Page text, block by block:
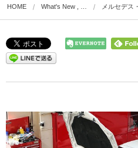
HOME What's New , … メルセデス